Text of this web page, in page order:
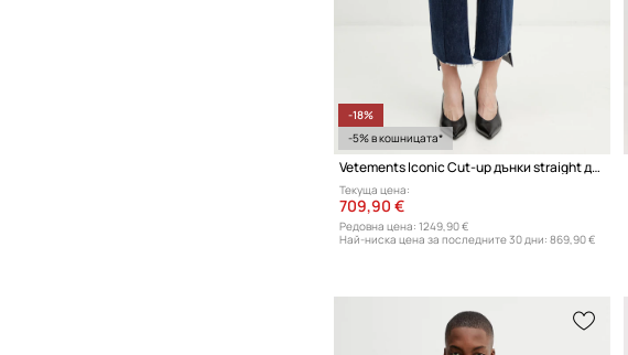
-18%
-5% в кошницата*
Vetements Iconic Cut-up дънки straight дамски
Текуща цена:
709,90 €
Редовна цена: 1249,90 €
Най-ниска цена за последните 30 дни: 869,90 €